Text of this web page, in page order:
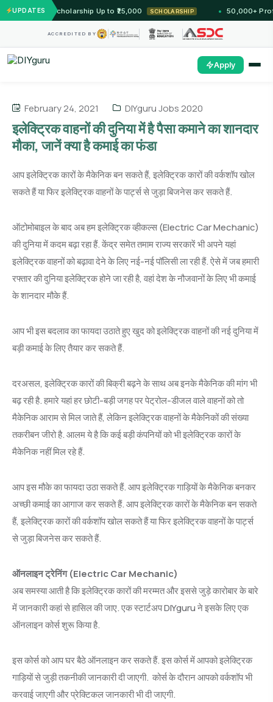
UPDATES
— Unlock Scholarship Up to ₹25,000 SCHOLARSHIP 50,000+
ACCREDITED BY
Apply
February 24, 2021 DIYguru Jobs 2020
इलेक्ट्रिक वाहनों की दुनिया में है पैसा कमाने का शानदार
मौका, जानें क्या है कमाई का फंडा
आप इलेक्ट्रिक कारों के मैकेनिक बन सकते हैं, इलेक्ट्रिक कारों की वर्कशॉप खोल
सकते हैं या फिर इलेक्ट्रिक वाहनों के पार्ट्स से जुड़ा बिजनेस कर सकते हैं.
ऑटोमोबाइल के बाद अब हम इलेक्ट्रिक व्हीकल्स (Electric Car Mechanic)
की दुनिया में कदम बढ़ा रहा हैं. केंद्र समेत तमाम राज्य सरकारें भी अपने यहां
इलेक्ट्रिक वाहनों को बढ़ावा देने के लिए नई-नई पॉलिसी ला रही हैं. ऐसे में जब हमारी
रफ्तार की दुनिया इलेक्ट्रिक होने जा रही है, वहां देश के नौजवानों के लिए भी कमाई
के शानदार मौके हैं.
आप भी इस बदलाव का फायदा उठाते हुए खुद को इलेक्ट्रिक वाहनों की नई दुनिया में
बड़ी कमाई के लिए तैयार कर सकते हैं.
दरअसल, इलेक्ट्रिक कारों की बिक्री बढ़ने के साथ अब इनके मैकेनिक की मांग भी
बढ़ रही है. हमारे यहां हर छोटी-बड़ी जगह पर पेट्रोल-डीजल वाले वाहनों को तो
मैकेनिक आराम से मिल जाते हैं, लेकिन इलेक्ट्रिक वाहनों के मैकेनिकों की संख्या
तकरीबन जीरो है. आलम ये है कि कई बड़ी कंपनियों को भी इलेक्ट्रिक कारों के
मैकेनिक नहीं मिल रहे हैं.
आप इस मौके का फायदा उठा सकते हैं. आप इलेक्ट्रिक गाड़ियों के मैकेनिक बनकर
अच्छी कमाई का आगाज कर सकते हैं. आप इलेक्ट्रिक कारों के मैकेनिक बन सकते
हैं, इलेक्ट्रिक कारों की वर्कशॉप खोल सकते हैं या फिर इलेक्ट्रिक वाहनों के पार्ट्स
से जुड़ा बिजनेस कर सकते हैं.
ऑनलाइन ट्रेनिंग (Electric Car Mechanic)
अब समस्या आती है कि इलेक्ट्रिक कारों की मरम्मत और इससे जुड़े कारोबार के बारे
में जानकारी कहां से हासिल की जाए. एक स्टार्टअप DIYguru ने इसके लिए एक
ऑनलाइन कोर्स शुरू किया है.
इस कोर्स को आप घर बैठे ऑनलाइन कर सकते हैं. इस कोर्स में आपको इलेक्ट्रिक
गाड़ियों से जुड़ी तकनीकी जानकारी दी जाएगी. कोर्स के दौरान आपको वर्कशॉप भी
करवाई जाएगी और प्रेक्टिकल जानकारी भी दी जाएगी.